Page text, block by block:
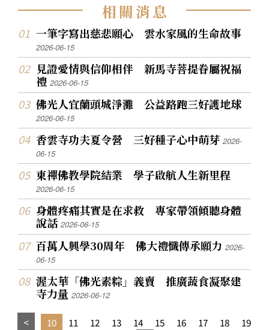
相關消息
一筆字寫出慈悲願心 雲水家風的生命故事
2026-06-15
見證愛情與信仰相伴 新馬寺菩提眷屬祝福
禮2026-06-15
佛光人宜蘭頭城淨灘 公益路跑三好護地球
2026-06-15
香雲寺功夫夏令營 三好種子心中萌芽2026-
06-15
東禪佛教學院結業 學子啟航人生新里程
2026-06-15
身體疼痛其實是在求救 專家帶領傾聽身體
說話2026-06-15
百萬人興學30周年 佛大禮懺傳承願力2026-
06-15
渥太華「佛光素粽」義賣 推廣蔬食凝聚建
寺力量2026-06-12
10 11 12 13 14 15 16 17 18
19